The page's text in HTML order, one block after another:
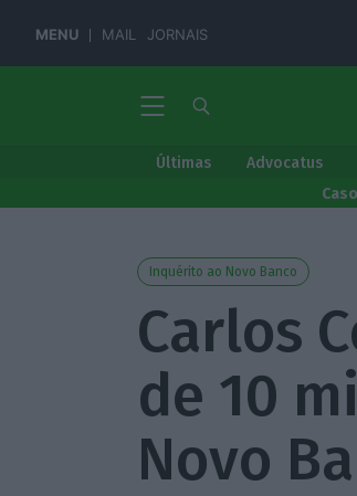
MENU MAIL JORNAIS
Últimas Advocatus
Inquérito ao Novo Banco
Carlos
de 10
Novo